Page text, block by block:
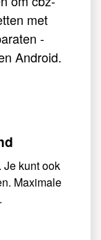
met
-
Android.
kunt ook
Maximale